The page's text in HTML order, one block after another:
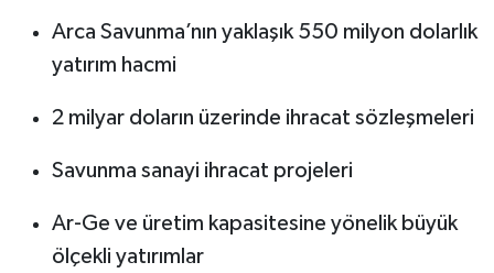
Arca Savunma’nın yaklaşık 550 milyon dolarlık
yatırım hacmi
2 milyar doların üzerinde ihracat sözleşmeleri
Savunma sanayi ihracat projeleri
Ar-Ge ve üretim kapasitesine yönelik büyük
ölçekli yatırımlar